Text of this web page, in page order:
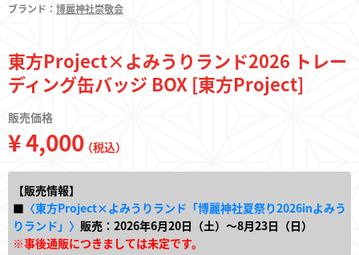
決済・配送
お問い合わせ
ブランド： 博麗神社崇敬会
東方Project×よみうりランド2026 トレー
ディング缶バッジ BOX [東方Project]
販売価格
¥ 4,000（税込）
【販売情報】
■ 〈東方Project×よみうりランド「博麗神社夏祭り2026inよみう
りランド」〉 販売：2026年6月20日（土）～8月23日（日）
※事後通販につきましては未定です。